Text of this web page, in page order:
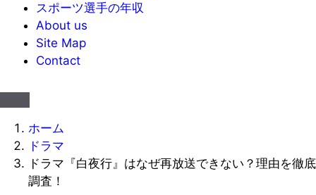
スポーツ選手の年収
About us
Site Map
Contact
ホーム
ドラマ
ドラマ『白夜行』はなぜ再放送できない？理由を徹底
調査！